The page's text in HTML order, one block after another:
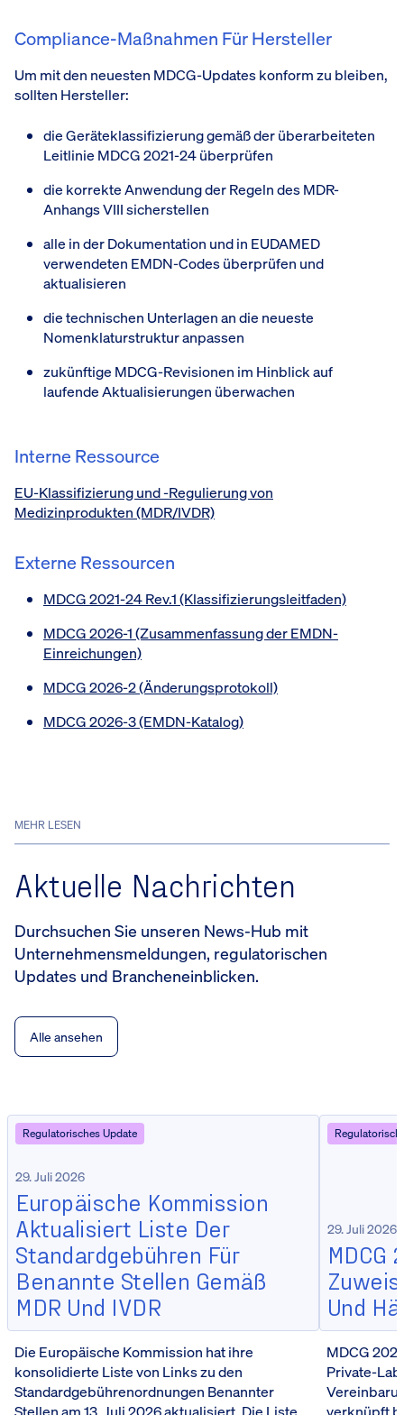
Compliance-Maßnahmen Für Hersteller
Um mit den neuesten MDCG-Updates konform zu bleiben,
sollten Hersteller:
die Geräteklassifizierung gemäß der überarbeiteten
Leitlinie MDCG 2021-24 überprüfen
die korrekte Anwendung der Regeln des MDR-
Anhangs VIII sicherstellen
alle in der Dokumentation und in EUDAMED
verwendeten EMDN-Codes überprüfen und
aktualisieren
die technischen Unterlagen an die neueste
Nomenklaturstruktur anpassen
zukünftige MDCG-Revisionen im Hinblick auf
laufende Aktualisierungen überwachen
Interne Ressource
EU-Klassifizierung und -Regulierung von
Medizinprodukten (MDR/IVDR)
Externe Ressourcen
MDCG 2021-24 Rev.1 (Klassifizierungsleitfaden)
MDCG 2026-1 (Zusammenfassung der EMDN-
Einreichungen)
MDCG 2026-2 (Änderungsprotokoll)
MDCG 2026-3 (EMDN-Katalog)
MEHR LESEN
Aktuelle Nachrichten
Durchsuchen Sie unseren News-Hub mit
Unternehmensmeldungen, regulatorischen
Updates und Brancheneinblicken.
Alle ansehen
Regulatorisches Update
29. Juli 2026
Europäische Kommission
Aktualisiert Liste Der
Standardgebühren Für
Benannte Stellen Gemäß
MDR Und IVDR
Die Europäische Kommission hat ihre
konsolidierte Liste von Links zu den
Standardgebührenordnungen Benannter
29. Juli 2026
MDCG
Und
MDCG
Private-